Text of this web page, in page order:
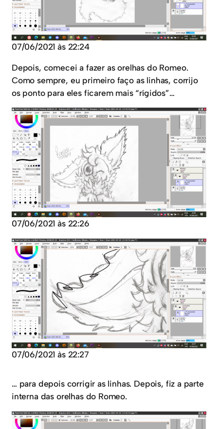
07/06/2021 às 22:24
Depois, comecei a fazer as orelhas do Romeo.
Como sempre, eu primeiro faço as linhas, corrijo
os ponto para eles ficarem mais “rígidos”…
07/06/2021 às 22:26
07/06/2021 às 22:27
… para depois corrigir as linhas. Depois, fiz a parte
interna das orelhas do Romeo.